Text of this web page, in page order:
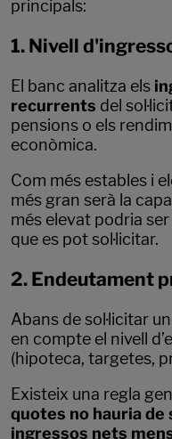
principals:
1. Nivell
El banc analitza els
recurrents del
pensions o els
econòmica.
Com més estables i
més gran serà la
més elevat podria
que es pot sol·licitar.
2. Endeutament
Abans de sol·licitar
en compte el nivell
(hipoteca, targetes,
Existeix una regla
quotes no hauria
ingressos nets